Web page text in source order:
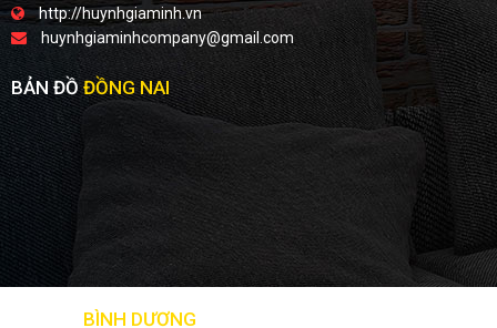
http://huynhgiaminh.vn
huynhgiaminhcompany@gmail.com
BẢN ĐỒĐỒNG NAI
BÌNH DƯƠNG